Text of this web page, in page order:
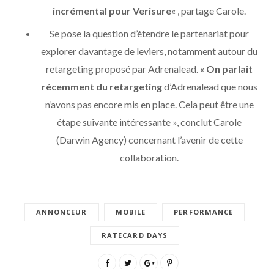
incrémental pour Verisure« , partage Carole.
Se pose la question d’étendre le partenariat pour
explorer davantage de leviers, notamment autour du
retargeting proposé par Adrenalead. « On parlait
récemment du retargetingd’Adrenalead que nous
n’avons pas encore mis en place. Cela peut être une
étape suivante intéressante », conclut Carole
(Darwin Agency) concernant l’avenir de cette
collaboration.
ANNONCEUR MOBILE PERFORMANCE
RATECARD DAYS